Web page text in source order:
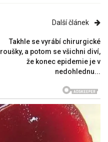
Další článek
Takhle se vyrábí chirurgické
roušky, a potom se všichni diví,
že konec epidemie je v
nedohlednu...